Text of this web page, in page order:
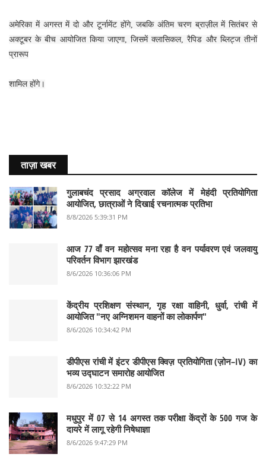
अमेरिका में अगस्त में दो और टूर्नामेंट होंगे, जबकि अंतिम चरण ब्राज़ील में सितंबर से
अक्टूबर के बीच आयोजित किया जाएगा, जिसमें क्लासिकल, रैपिड और ब्लिट्ज तीनों
प्रारूप
शामिल होंगे।
ताज़ा खबर
गुलाबचंद प्रसाद अग्रवाल कॉलेज में मेहंदी प्रतियोगिता
आयोजित, छात्राओं ने दिखाई रचनात्मक प्रतिभा
8/8/2026 5:39:31 PM
आज 77 वाँ वन महोत्सव मना रहा है वन पर्यावरण एवं जलवायु
परिवर्तन विभाग झारखंड
8/6/2026 10:36:06 PM
केंद्रीय प्रशिक्षण संस्थान, गृह रक्षा वाहिनी, धुर्वा, रांची में
आयोजित "नए अग्निशमन वाहनों का लोकार्पण"
8/6/2026 10:34:42 PM
डीपीएस रांची में इंटर डीपीएस क्विज़ प्रतियोगिता (ज़ोन–IV) का
भव्य उद्घाटन समारोह आयोजित
8/6/2026 10:32:22 PM
मधुपुर में 07 से 14 अगस्त तक परीक्षा केंद्रों के 500 गज के
दायरे में लागू रहेगी निषेधाज्ञा
8/6/2026 9:47:29 PM